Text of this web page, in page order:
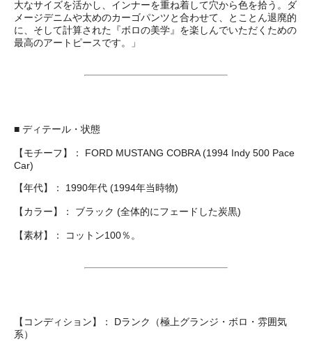
大なサイズを活かし、インナーを重ね着して穴から色を拾う。ダ
メージデニムや太めのカーゴパンツと合わせて、とことん退廃的
に、そして計算された『ボロの美学』を楽しんでいただくための
最高のアートピースです。」
■ ディテール・状態
【モチーフ】： FORD MUSTANG COBRA (1994 Indy 500 Pace
Car)
【年代】： 1990年代 (1994年当時物)
【カラー】： ブラック (全体的にフェードした炭黒)
【素材】： コットン100％。
【コンディション】： Dランク（極上グランジ・ボロ・雰囲気
系）